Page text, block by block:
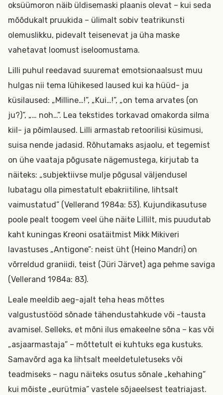
oksüümoron näib üldisemaski plaanis olevat – kui seda
mõõdukalt pruukida – ülimalt sobiv teatrikunsti
olemuslikku, pidevalt teisenevat ja üha maske
vahetavat loomust iseloomustama.
Lilli puhul reedavad suuremat emotsionaalsust muu
hulgas nii tema lühikesed laused kui ka hüüd- ja
küsilaused: „Milline…!”, „Kui…!”, „on tema arvates (on
ju?)”, „… noh…”. Lea tekstides torkavad omakorda silma
kiil- ja põimlaused. Lilli armastab retoorilisi küsimusi,
suisa nende jadasid. Rõhutamaks asjaolu, et tegemist
on ühe vaataja põgusate nägemustega, kirjutab ta
näiteks: „subjektiivse mulje põgusal väljendusel
lubatagu olla pimestatult ebakriitiline, lihtsalt
vaimustatud” (Vellerand 1984a: 53). Kujundikasutuse
poole pealt toogem veel ühe näite Lillilt, mis puudutab
kaht kuningas Kreoni osatäitmist Mikk Mikiveri
lavastuses „Antigone”: neist üht (Heino Mandri) on
võrreldud graniidi, teist (Jüri Järvet) aga pehme saviga
(Vellerand 1984a: 83).
Leale meeldib aeg-ajalt teha heas mõttes
valgustustööd sõnade tähendustahkude või -tausta
avamisel. Selleks, et mõni ilus emakeelne sõna – kas või
„asjaarmastaja” – mõttetult ei kuhtuks ega kustuks.
Samavõrd aga ka lihtsalt meeldetuletuseks või
teadmiseks – nagu näiteks osutus sõnale „kehahing”
kui mõiste „eurütmia” vastele sõjaeelsest teatriajast.